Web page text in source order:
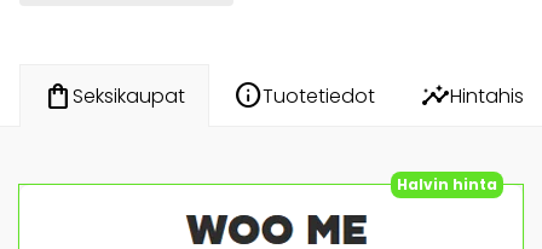
shopping_bagSeksikaupat infoTuotetiedot insights
Halvin hinta